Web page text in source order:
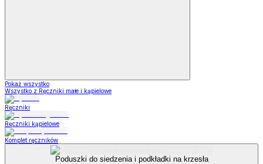
Pokaż wszystko
Wszystko z Ręczniki małe i kąpielowe
Ręczniki
Ręczniki kąpielowe
Komplet ręczników
Poduszki do siedzenia i podkładki na krzesła